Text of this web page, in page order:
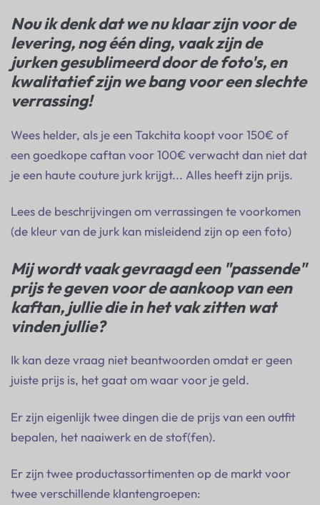
Nou ik denk dat we nu klaar zijn voor de
levering, nog één ding, vaak zijn de
jurken gesublimeerd door de foto's, en
kwalitatief zijn we bang voor een slechte
verrassing!
Wees helder, als je een Takchita koopt voor 150€ of
een goedkope caftan voor 100€ verwacht dan niet dat
je een haute couture jurk krijgt... Alles heeft zijn prijs.
Lees de beschrijvingen om verrassingen te voorkomen
(de kleur van de jurk kan misleidend zijn op een foto)
Mij wordt vaak gevraagd een "passende"
prijs te geven voor de aankoop van een
kaftan, jullie die in het vak zitten wat
vinden jullie?
Ik kan deze vraag niet beantwoorden omdat er geen
juiste prijs is, het gaat om waar voor je geld.
Er zijn eigenlijk twee dingen die de prijs van een outfit
bepalen, het naaiwerk en de stof(fen).
Er zijn twee productassortimenten op de markt voor
twee verschillende klantengroepen: